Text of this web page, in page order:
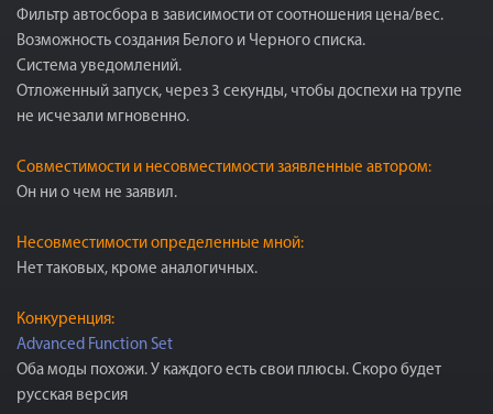
Фильтр автосбора в зависимости от соотношения цена/вес.
Возможность создания Белого и Черного списка.
Система уведомлений.
Отложенный запуск, через 3 секунды, чтобы доспехи на трупе
не исчезали мгновенно.
Совместимости и несовместимости заявленные автором:
Он ни о чем не заявил.
Несовместимости определенные мной:
Нет таковых, кроме аналогичных.
Конкуренция:
Advanced Function Set
Оба моды похожи. У каждого есть свои плюсы. Скоро будет
русская версия